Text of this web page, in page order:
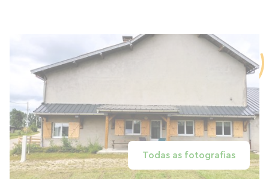
Todas as fotografias